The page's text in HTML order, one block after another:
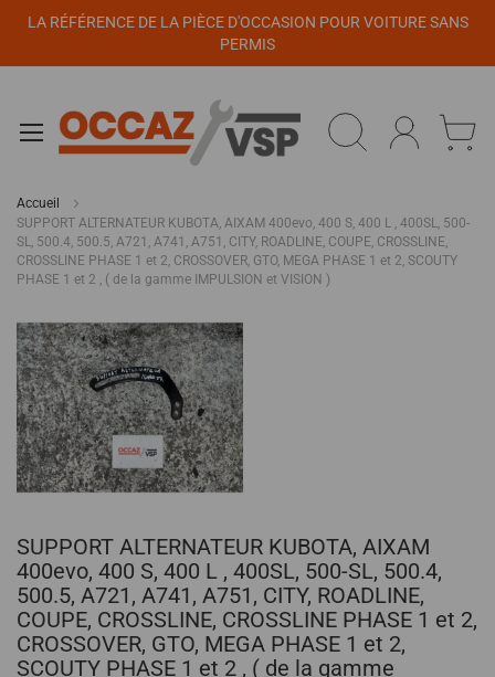
LA RÉFÉRENCE DE LA PIÈCE D'OCCASION POUR VOITURE SANS
PERMIS
Accueil
SUPPORT ALTERNATEUR KUBOTA, AIXAM 400evo, 400 S, 400 L , 400SL, 500-
SL, 500.4, 500.5, A721, A741, A751, CITY, ROADLINE, COUPE, CROSSLINE,
CROSSLINE PHASE 1 et 2, CROSSOVER, GTO, MEGA PHASE 1 et 2, SCOUTY
PHASE 1 et 2 , ( de la gamme IMPULSION et VISION )
Passer
à
la
fin
de
la
galerie
d’images
au
début
de
la
Galerie
d’images
SUPPORT ALTERNATEUR KUBOTA, AIXAM
400evo, 400 S, 400 L , 400SL, 500-SL, 500.4,
500.5, A721, A741, A751, CITY, ROADLINE,
COUPE, CROSSLINE, CROSSLINE PHASE 1 et 2,
CROSSOVER, GTO, MEGA PHASE 1 et 2,
SCOUTY PHASE 1 et 2 , ( de la gamme
Panneau de gestion des cookies